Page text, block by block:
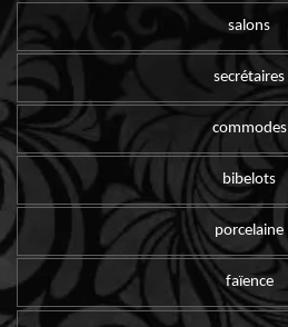
salons
secrétaires
commodes
bibelots
porcelaine
faïence